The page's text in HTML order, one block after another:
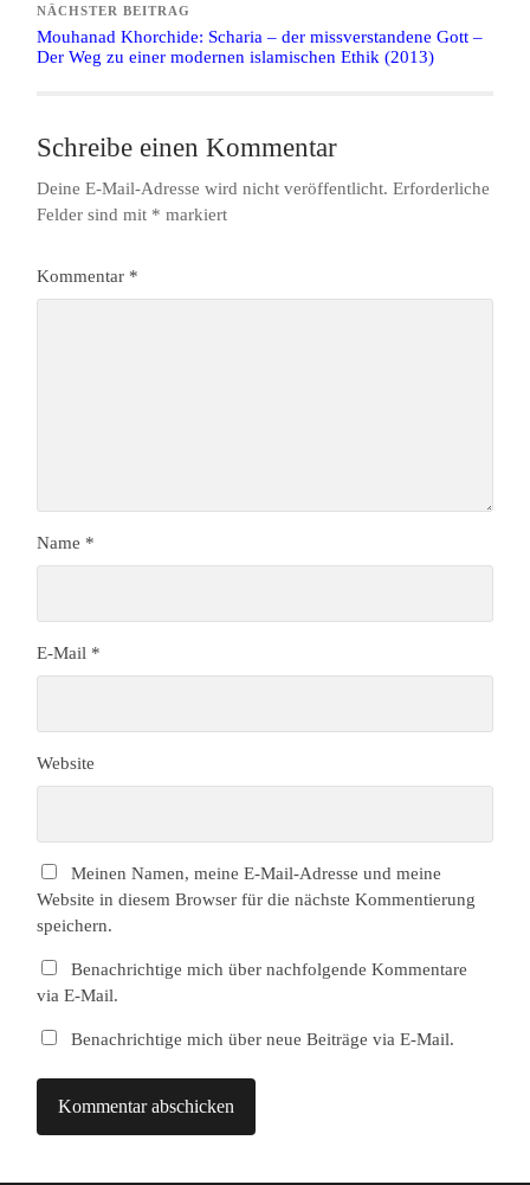
NÄCHSTER BEITRAG
Mouhanad Khorchide: Scharia – der missverstandene Gott –
Der Weg zu einer modernen islamischen Ethik (2013)
Schreibe einen Kommentar
Deine E-Mail-Adresse wird nicht veröffentlicht. Erforderliche
Felder sind mit * markiert
Kommentar *
Name *
E-Mail *
Website
Meinen Namen, meine E-Mail-Adresse und meine
Website in diesem Browser für die nächste Kommentierung
speichern.
Benachrichtige mich über nachfolgende Kommentare
via E-Mail.
Benachrichtige mich über neue Beiträge via E-Mail.